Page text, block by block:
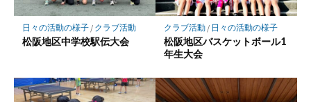
日々の活動の様子/ クラブ活動
松阪地区中学校駅伝大会
クラブ活動/ 日々の活動の様子
松阪地区バスケットボール1
年生大会